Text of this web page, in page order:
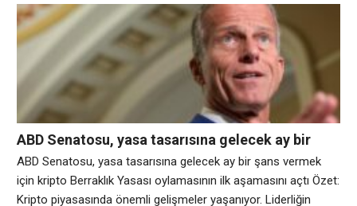
zengin olma” itibarını nihayet üzerinden atıyor – ve bunun
nedeni şu anda kimsenin zengin olmaması değil. Svanevik
Magazine’e Ticari Sırlar şovunda şöyle
ABD Senatosu, yasa tasarısına gelecek ay bir
şans vermek için kripto Berraklık Yasası
oylamasının ilk aşamasını açtı
ABD Senatosu, yasa tasarısına gelecek ay bir şans vermek
için kripto Berraklık Yasası oylamasının ilk aşamasını açtı Özet:
Kripto piyasasında önemli gelişmeler yaşanıyor. Liderliğin